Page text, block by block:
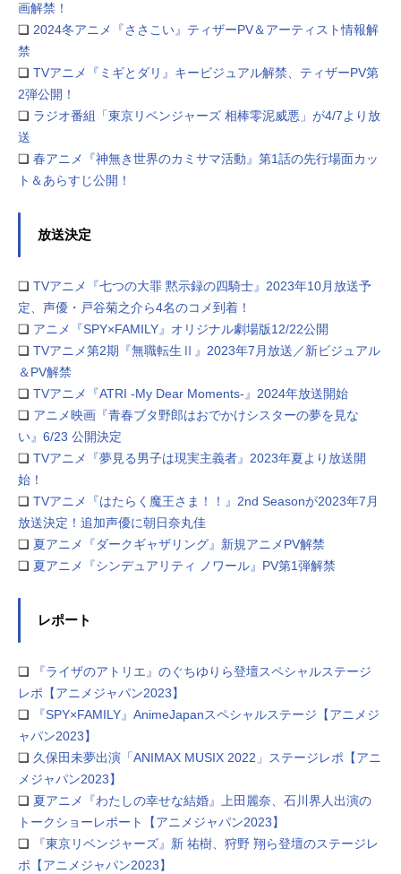
画解禁！
❏ 2024冬アニメ『ささこい』ティザーPV＆アーティスト情報解
禁
❏ TVアニメ『ミギとダリ』キービジュアル解禁、ティザーPV第
2弾公開！
❏ ラジオ番組「東京リベンジャーズ 相棒零泥威悪」が4/7より放
送
❏ 春アニメ『神無き世界のカミサマ活動』第1話の先行場面カッ
ト＆あらすじ公開！
放送決定
❏ TVアニメ『七つの大罪 黙示録の四騎士』2023年10月放送予
定、声優・戸谷菊之介ら4名のコメ到着！
❏ アニメ『SPY×FAMILY』オリジナル劇場版12/22公開
❏ TVアニメ第2期『無職転生Ⅱ』2023年7月放送／新ビジュアル
＆PV解禁
❏ TVアニメ『ATRI -My Dear Moments-』2024年放送開始
❏ アニメ映画『青春ブタ野郎はおでかけシスターの夢を見な
い』6/23 公開決定
❏ TVアニメ『夢見る男子は現実主義者』2023年夏より放送開
始！
❏ TVアニメ『はたらく魔王さま！！』2nd Seasonが2023年7月
放送決定！追加声優に朝日奈丸佳
❏ 夏アニメ『ダークギャザリング』新規アニメPV解禁
❏ 夏アニメ『シンデュアリティ ノワール』PV第1弾解禁
レポート
❏
『ライザのアトリエ』のぐちゆりら登壇スペシャルステージ
レポ【アニメジャパン2023】
❏
『SPY×FAMILY』AnimeJapanスペシャルステージ【アニメジ
ャパン2023】
❏ 久保田未夢出演「ANIMAX MUSIX 2022」ステージレポ【アニ
メジャパン2023】
❏ 夏アニメ『わたしの幸せな結婚』上田麗奈、石川界人出演の
トークショーレポート【アニメジャパン2023】
❏
『東京リベンジャーズ』新 祐樹、狩野 翔ら登壇のステージレ
ポ【アニメジャパン2023】